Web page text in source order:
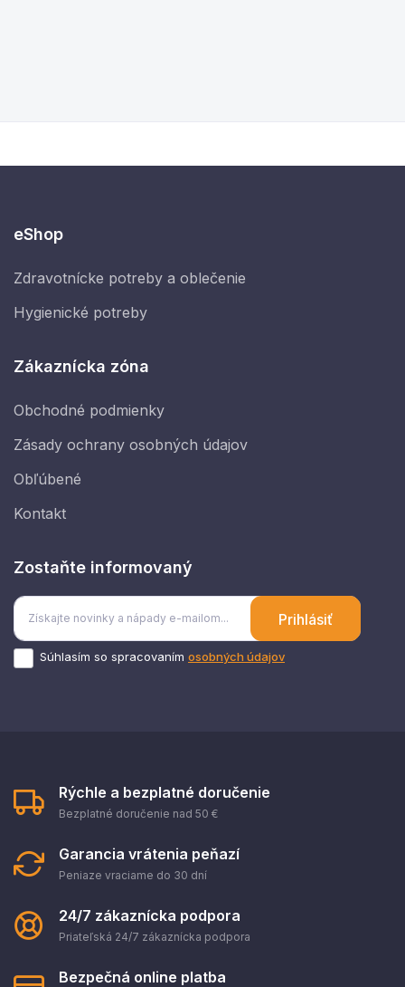
eShop
Zdravotnícke potreby a oblečenie
Hygienické potreby
Zákaznícka zóna
Obchodné podmienky
Zásady ochrany osobných údajov
Obľúbené
Kontakt
Zostaňte informovaný
Súhlasím so spracovaním osobných údajov
Prihlásiť
Rýchle a bezplatné doručenie
Bezplatné doručenie nad 50 €
Garancia vrátenia peňazí
Peniaze vraciame do 30 dní
24/7 zákaznícka podpora
Priateľská 24/7 zákaznícka podpora
Bezpečná online platba